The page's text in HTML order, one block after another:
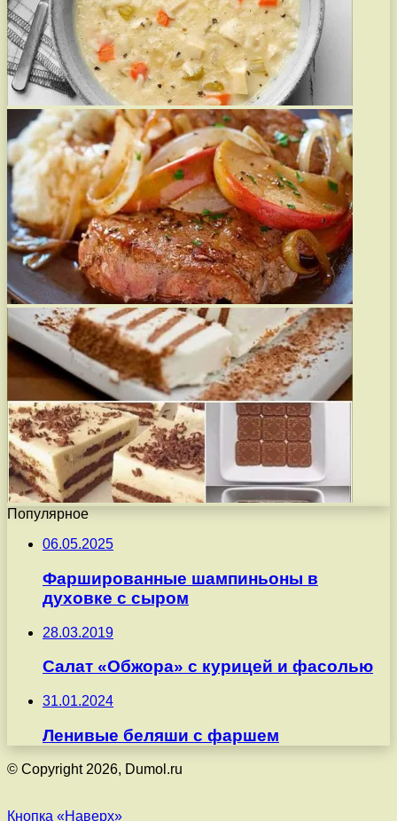
Популярное
06.05.2025
Фаршированные шампиньоны в
духовке с сыром
28.03.2019
Салат «Обжора» с курицей и фасолью
31.01.2024
Ленивые беляши с фаршем
© Copyright 2026, Dumol.ru
Кнопка «Наверх»